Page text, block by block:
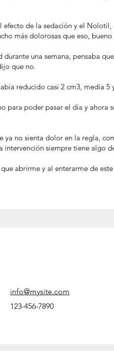
de la sedación y el Nolotil,
más dolorosas que eso, bueno
una semana, pensaba
que no.
reducido casi 2 cm3, medía 5
para poder pasar el día y ahora
ya no sienta dolor en la regla,
intervención siempre tiene algo
abrirme y al enterarme de
info@mysite.com
123-456-7890